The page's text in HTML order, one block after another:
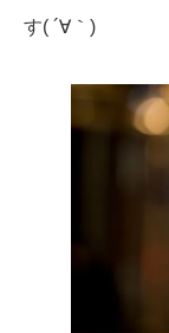
す( ´∀｀)